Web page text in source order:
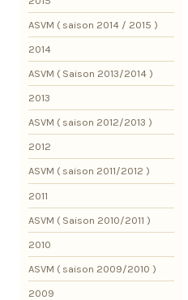
ASVM ( saison 2014 / 2015 )
2014
ASVM ( Saison 2013/2014 )
2013
ASVM ( saison 2012/2013 )
2012
ASVM ( saison 2011/2012 )
2011
ASVM ( Saison 2010/2011 )
2010
ASVM ( saison 2009/2010 )
2009